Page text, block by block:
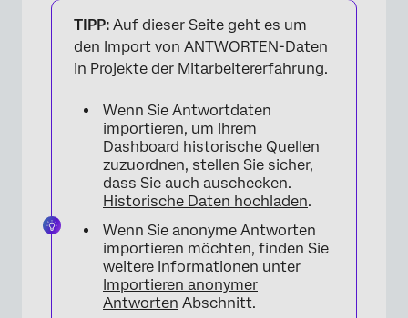
TIPP: Auf dieser Seite geht es um
den Import von ANTWORTEN-Daten
in Projekte der Mitarbeitererfahrung.
Wenn Sie Antwortdaten
importieren, um Ihrem
Dashboard historische Quellen
zuzuordnen, stellen Sie sicher,
dass Sie auch auschecken.
Historische Daten hochladen.
Wenn Sie anonyme Antworten
importieren möchten, finden Sie
weitere Informationen unter
Importieren anonymer
Antworten Abschnitt.